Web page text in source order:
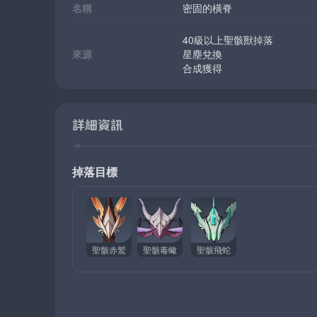
名稱 密固的橫脊
來源
40級以上聖骸獸掉落
星塵兌換
合成獲得
詳細資訊
掉落目標
聖骸赤鷲 聖骸毒蠍 聖骸飛蛇